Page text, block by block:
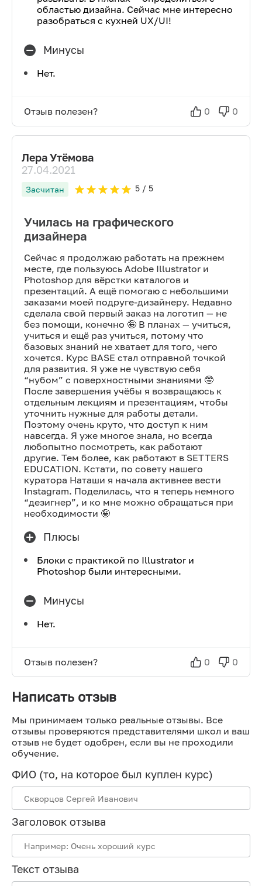
областью дизайна. Сейчас мне интересно
разобраться с кухней UX/UI!
Минусы
Нет.
Отзыв полезен? 0 0
Лера Утёмова
27.04.2021
Засчитан 5/ 5
Училась на графического
дизайнера
Сейчас я продолжаю работать на прежнем
месте, где пользуюсь Adobe Illustrator и
Photoshop для вёрстки каталогов и
презентаций. А ещё помогаю с небольшими
заказами моей подруге-дизайнеру. Недавно
сделала свой первый заказ на логотип — не
без помощи, конечно 🤪 В планах — учиться,
учиться и ещё раз учиться, потому что
базовых знаний не хватает для того, чего
хочется. Курс BASE стал отправной точкой
для развития. Я уже не чувствую себя
“нубом” с поверхностными знаниями 🤓
После завершения учёбы я возвращаюсь к
отдельным лекциям и презентациям, чтобы
уточнить нужные для работы детали.
Поэтому очень круто, что доступ к ним
навсегда. Я уже многое знала, но всегда
любопытно посмотреть, как работают
другие. Тем более, как работают в SETTERS
EDUCATION. Кстати, по совету нашего
куратора Наташи я начала активнее вести
Instagram. Поделилась, что я теперь немного
“дезигнер”, и ко мне можно обращаться при
необходимости 🤪
Плюсы
Блоки с практикой по Illustrator и
Photoshop были интересными.
Минусы
Нет.
Отзыв полезен? 0 0
Написать отзыв
Мы принимаем только реальные отзывы. Все
отзывы проверяются представителями школ и ваш
отзыв не будет одобрен, если вы не проходили
обучение.
ФИО (то, на которое был куплен курс)
Заголовок отзыва
Текст отзыва